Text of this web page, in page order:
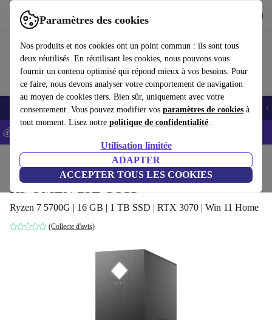
Paramètres des cookies
Nos produits et nos cookies ont un point commun : ils sont tous
deux réutilisés. En réutilisant les cookies, nous pouvons vous
fournir un contenu optimisé qui répond mieux à vos besoins. Pour
ce faire, nous devons analyser votre comportement de navigation
au moyen de cookies tiers. Bien sûr, uniquement avec votre
consentement. Vous pouvez modifier vos paramètres de cookies à
tout moment. Lisez notre politique de confidentialité.
Utilisation limitée
ADAPTER
ACCEPTER TOUS LES COOKIES
Utilisez refurbed rapidement et facilement
Smartphones Laptops Tablettes Montres connectées Accessoires
💰-5% EXTRA sur les iPhones – Code: IPHONEDEAL -
Ordinateurs de bureau Ordinateurs de bureau HP
HP OMEN 25L GT11
Ryzen 7 5700G | 16 GB | 1 TB SSD | RTX 3070 | Win 11 Home
(Collecte d'avis)